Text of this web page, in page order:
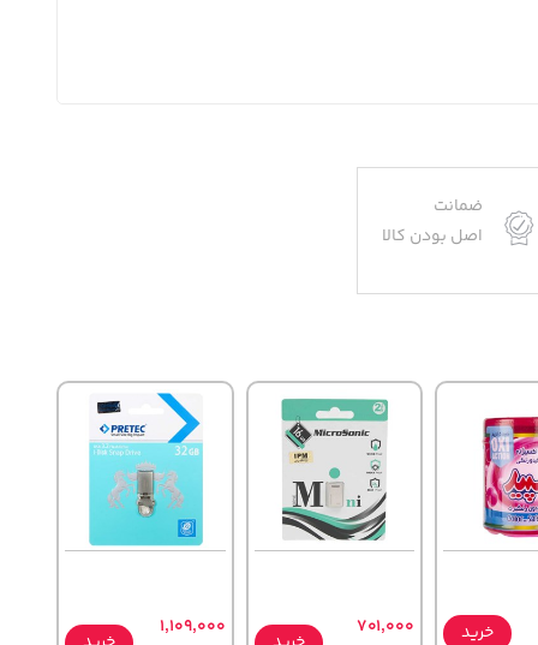
ضمانت
اصل بودن کالا
خرید
701,000
1,109,000